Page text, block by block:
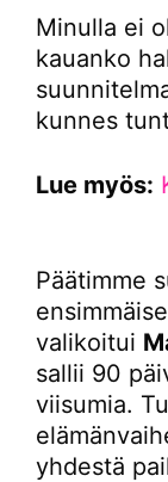
Minulla ei
kauanko
kunnes
Lue myös:
Päätimme
valikoitui
sallii 90
viisumia.
yhdestä